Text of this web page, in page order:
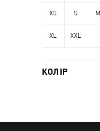
XS S M
XL XXL
КОЛІР